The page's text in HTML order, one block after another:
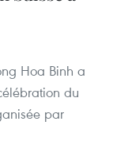
Hoa Binh a
du
par